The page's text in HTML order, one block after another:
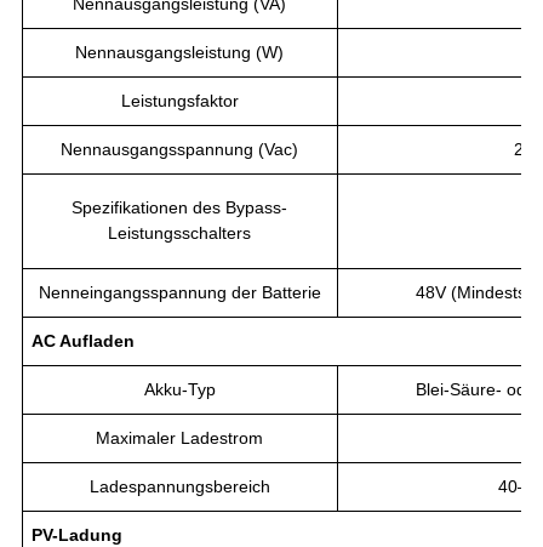
Nennausgangsleistung (VA)
Nennausgangsleistung (W)
Leistungsfaktor
Nennausgangsspannung (Vac)
Spezifikationen des Bypass-
Leistungsschalters
Nenneingangsspannung der Batterie 48V
ACAufladen
Akku-Typ Blei-Säure-
Maximaler Ladestrom
Ladespannungsbereich
PV-Ladung